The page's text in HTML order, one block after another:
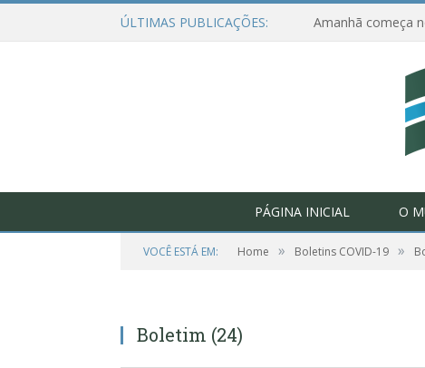
ÚLTIMAS PUBLICAÇÕES:
PÁGINA INICIAL O
VOCÊ ESTÁ EM: Home » Boletins COVID-19 »
Boletim (24)